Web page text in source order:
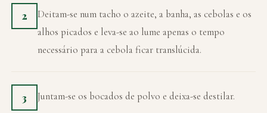
2
Deitam-se num tacho o azeite, a banha, as cebolas e os
alhos picados e leva-se ao lume apenas o tempo
necessário para a cebola ficar translúcida.
3 Juntam-se os bocados de polvo e deixa-se destilar.